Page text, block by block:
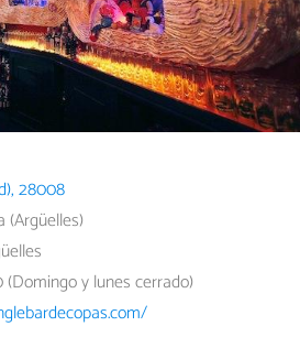
28008
(Argüelles)
(Domingo y lunes cerrado)